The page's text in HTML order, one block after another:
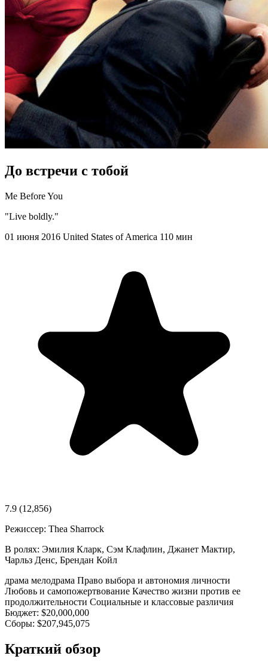
До встречи с тобой
Me Before You
"Live boldly."
01 июня 2016 United States of America 110 мин
7.9 (12,856)
Режиссер: Thea Sharrock
В ролях: Эмилия Кларк, Сэм Клафлин, Джанет Мактир,
Чарльз Денс, Брендан Койл
драма мелодрама Право выбора и автономия личности
Любовь и самопожертвование Качество жизни против ее
продолжительности Социальные и классовые различия
Бюджет: $20,000,000
Сборы: $207,945,075
Краткий обзор